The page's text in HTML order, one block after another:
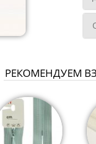
РЕКОМЕНДУЕМ